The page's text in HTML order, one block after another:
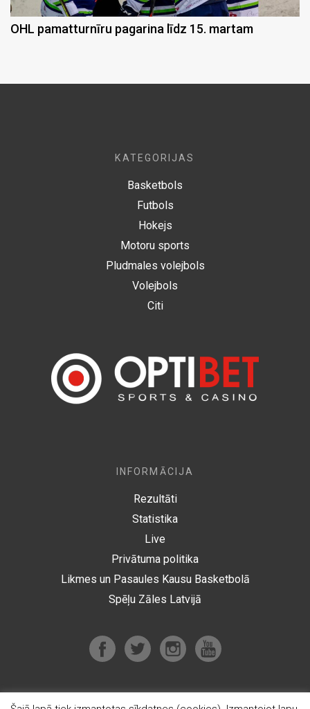
OHL pamatturnīru pagarina līdz 15. martam
KATEGORIJAS
Basketbols
Futbols
Hokejs
Motoru sports
Pludmales volejbols
Volejbols
Citi
INFORMĀCIJA
Rezultāti
Statistika
Live
Privātuma politika
Likmes un Pasaules Kausu Basketbolā
Spēļu Zāles Latvijā